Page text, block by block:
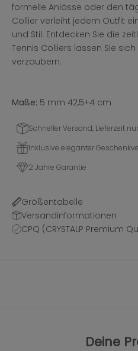
formelle Anlässe oder den
Collier verleiht jedem Outfit
und Stil. Entdecken Sie die
Tennis Colliers lassen Sie
verzaubern.
Maße: 5 mm 42,5+4 cm
Schneller Versand, Lieferzeit
Inklusive eleganter
2 Jahre Garantie
Größentabelle
Versandinformationen
CPQ (CRYSTALP Premium
Deine